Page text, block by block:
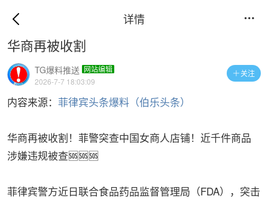
详情 
华商再被收割
关注
TG爆料推送 网站编辑
2026-7-7 18:03:09
内容来源： 菲律宾头条爆料（伯乐头条）
华商再被收割！菲警突查中国女商人店铺！近千件商品
涉嫌违规被查🆘🆘🆘
菲律宾警方近日联合食品药品监督管理局（FDA），突击